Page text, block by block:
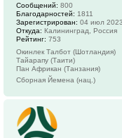
Сообщений: 800
Благодарностей: 1811
Зарегистрирован: 04 июл
Откуда: Калининград, Россия
Рейтинг: 753
Окинлек Талбот (Шотландия)
Тайарапу (Таити)
Пан Африкан (Танзания)
Сборная Йемена (нац.)